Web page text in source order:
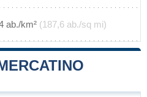
ab./km² (187,6 ab./sq mi)